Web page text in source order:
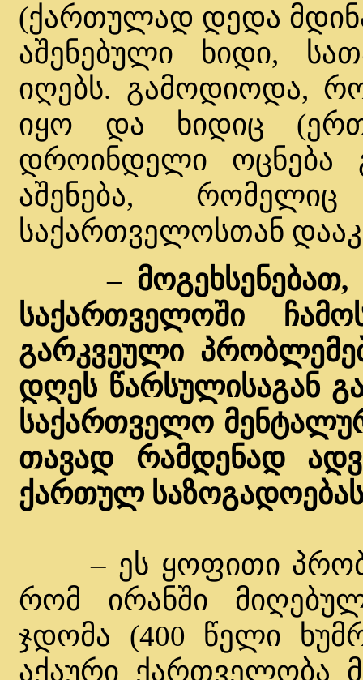
(ქართულად დედა
აშენებული ხიდი,
იღებს. გამოდიოდა,
იყო და ხიდიც
დროინდელი ოცნება
აშენება,
საქართველოსთან
–
საქართველოში
გარკვეული
დღეს წარსულისაგან
საქართველო
თავად რამდენად
ქართულ
– ეს ყოფითი
რომ ირანში
ჯდომა (400 წელი
აქაური ქართველობა